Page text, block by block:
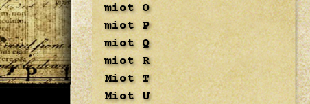
miot O
miot P
miot Q
miot R
Miot T
Miot U